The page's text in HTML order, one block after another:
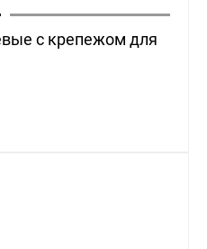
с крепежом для